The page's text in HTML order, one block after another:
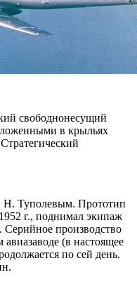
свободнонесущий
в крыльях
Туполевым. Прототип
г., поднимал экипаж
Серийное производство
(в настоящее
по сей день.